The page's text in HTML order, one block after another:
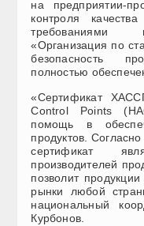
на предприятии-
контроля
требованиями
«Организация по
безопасность
полностью
«Сертификат
Control Points
помощь в
продуктов.
сертификат
производителей
позволит
рынки любой
национальный
Курбонов.